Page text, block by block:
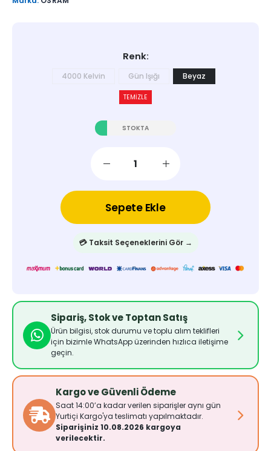
Renk
4000 Kelvin Gün Işığı Beyaz
TEMIZLE
STOKTA
Sepete Ekle
💳 Taksit Seçeneklerini Gör →
Sipariş, Stok ve Toptan Satış
Ürün bilgisi, stok durumu ve toplu alım teklifleri
için bizimle WhatsApp üzerinden hızlıca iletişime
geçin.
Kargo ve Güvenli Ödeme
Saat 14:00’a kadar verilen siparişler aynı gün
Yurtiçi Kargo'ya teslimatı yapılmaktadır.
Siparişiniz 10.08.2026 kargoya
verilecektir.